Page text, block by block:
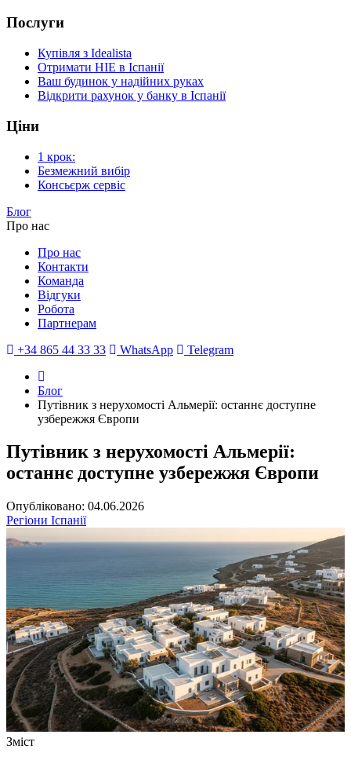
Послуги
Купівля з Idealista
Отримати НІЕ в Іспанії
Ваш будинок у надійних руках
Відкрити рахунок у банку в Іспанії
Ціни
1 крок:
Безмежний вибір
Консьєрж сервіс
Блог
Про нас
Про нас
Контакти
Команда
Відгуки
Робота
Партнерам
+34 865 44 33 33
WhatsApp Telegram
Блог
Путівник з нерухомості Альмерії: останнє доступне
узбережжя Європи
Путівник з нерухомості Альмерії:
останнє доступне узбережжя Європи
Опубліковано: 04.06.2026
Регіони Іспанії
Зміст